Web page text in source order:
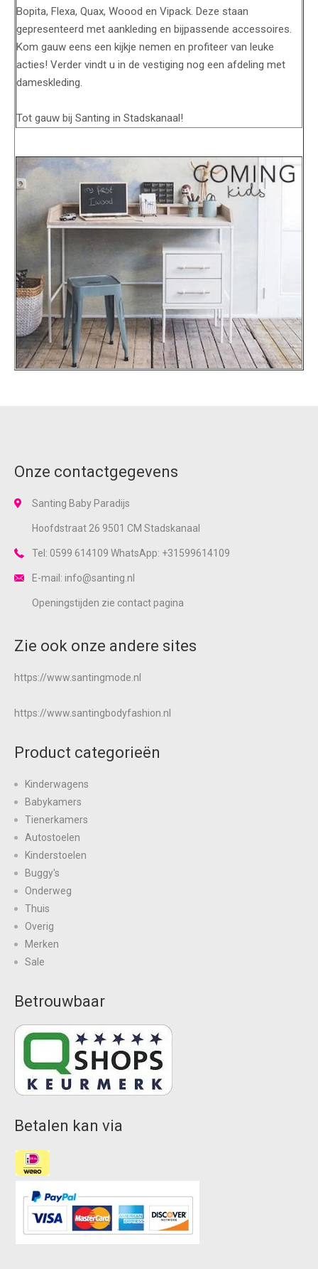
Bopita, Flexa, Quax, Woood en Vipack. Deze staan
gepresenteerd met aankleding en bijpassende accessoires.
Kom gauw eens een kijkje nemen en profiteer van leuke
acties! Verder vindt u in de vestiging nog een afdeling met
dameskleding.
Tot gauw bij Santing in Stadskanaal!
Onze contactgegevens
Santing Baby Paradijs
Hoofdstraat 26 9501 CM Stadskanaal
Tel: 0599 614109 WhatsApp: +31599614109
E-mail: info@santing.nl
Openingstijden zie contactpagina
Zie ook onze andere sites
https://www.santingmode.nl
https://www.santingbodyfashion.nl
Product categorieën
Kinderwagens
Babykamers
Tienerkamers
Autostoelen
Kinderstoelen
Buggy's
Onderweg
Thuis
Overig
Merken
Sale
Betrouwbaar
Betalen kan via